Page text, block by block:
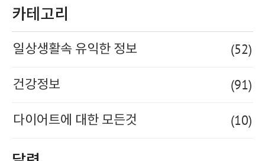
카테고리
일상생활속 유익한 정보 (52)
건강정보 (91)
다이어트에 대한 모든것 (10)